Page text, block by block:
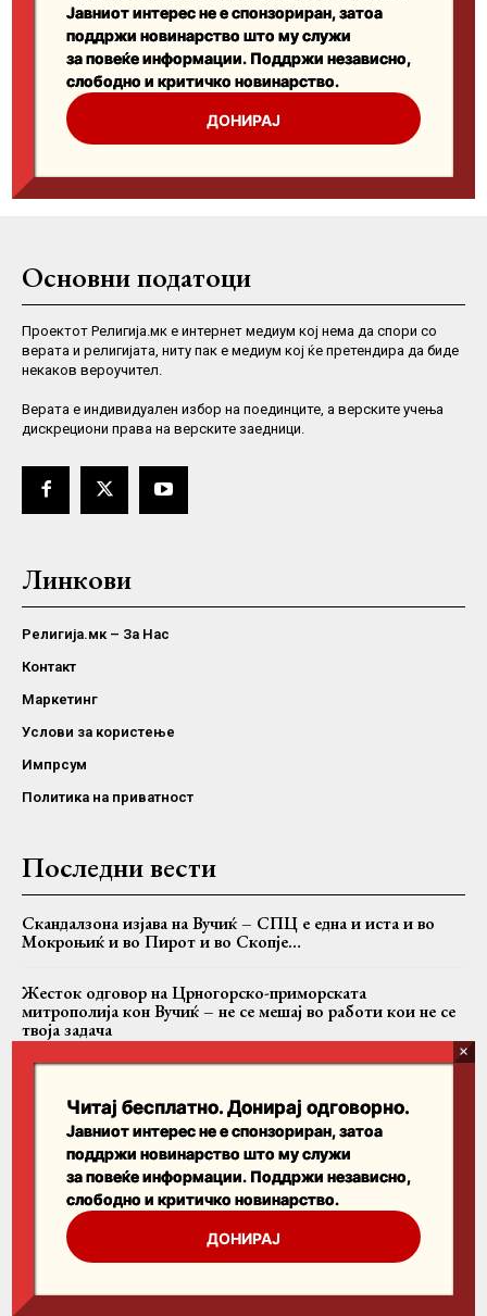
Основни податоци
Проектот Религија.мк е интернет медиум кој нема да спори со
верата и религијата, ниту пак е медиум кој ќе претендира да биде
некаков вероучител.
Верaта е индивидуален избор на поединците, а верските учења
дискрециони права на верските заедници.
Линкови
Религија.мк – За Нас
Контакт
Маркетинг
Услови за користење
Импрсум
Политика на приватност
Последни вести
Скандалзона изјава на Вучиќ – СПЦ е една и иста и во
Мокроњиќ и во Пирот и во Скопје…
Жесток одговор на Црногорско-приморската
митрополија кон Вучиќ – не се мешај во работи кои не се
твоја задача
или само со критичарот?
Пребарајте
Search
Читај бесплатно. Донирај одговорно.
Јавниот интерес не е спонзориран, затоа
поддржи новинарство што му служи
за повеќе информации. Поддржи независно,
слободно и критичко новинарство.
ДОНИРАЈ